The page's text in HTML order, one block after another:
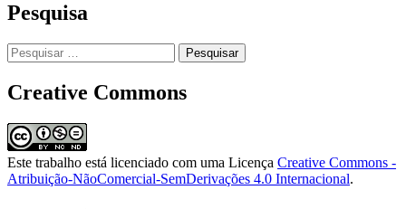
Pesquisa
Pesquisar
por:
Creative Commons
Este trabalho está licenciado com uma Licença Creative Commons -
Atribuição-NãoComercial-SemDerivações 4.0 Internacional.